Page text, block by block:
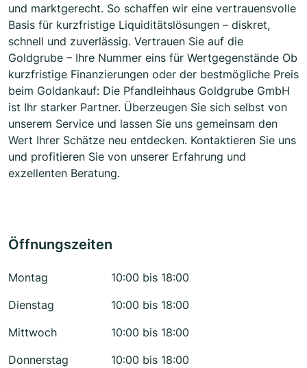
und marktgerecht. So schaffen wir eine vertrauensvolle
Basis für kurzfristige Liquiditätslösungen – diskret,
schnell und zuverlässig. Vertrauen Sie auf die
Goldgrube – Ihre Nummer eins für Wertgegenstände Ob
kurzfristige Finanzierungen oder der bestmögliche Preis
beim Goldankauf: Die Pfandleihhaus Goldgrube GmbH
ist Ihr starker Partner. Überzeugen Sie sich selbst von
unserem Service und lassen Sie uns gemeinsam den
Wert Ihrer Schätze neu entdecken. Kontaktieren Sie uns
und profitieren Sie von unserer Erfahrung und
exzellenten Beratung.
Öffnungszeiten
Montag
10:00 bis 18:00
Dienstag
10:00 bis 18:00
Mittwoch
10:00 bis 18:00
Donnerstag
10:00 bis 18:00